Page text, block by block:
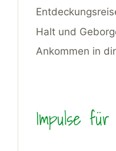
Halt und
Ankommen in
Impulse